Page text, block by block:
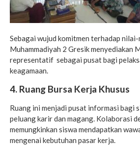
Sebagai wujud komitmen terhadap
Muhammadiyah 2 Gresik menyediakan
representatif sebagai pusat bagi
keagamaan.
4. Ruang Bursa Kerja Khusus
Ruang ini menjadi pusat informasi bagi
peluang karir dan magang. Kolaborasi
memungkinkan siswa mendapatkan
mengenai kebutuhan pasar kerja.